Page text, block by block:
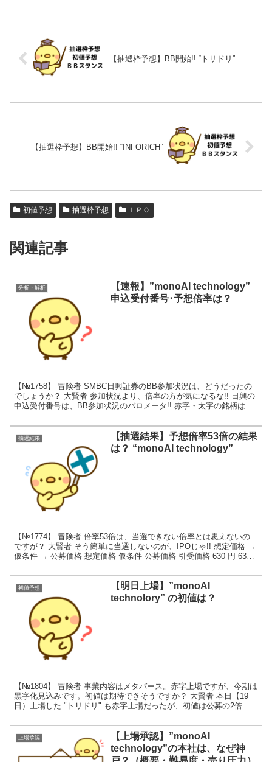
【抽選枠予想】BB開始!! “トリドリ”
【抽選枠予想】BB開始!! “INFORICH”
初値予想 抽選枠予想 ＩＰＯ
関連記事
分析・解析
【速報】”monoAI technology”
申込受付番号･予想倍率は？
【№1758】 冒険者 SMBC日興証券のBB参加状況は、どうだったの
でしょうか？ 大賢者 参加状況より、倍率の方が気になるな!! 日興の
申込受付番号は、BB参加状況のバロメータ!! 赤字・太字の銘柄は公
抽選結果
【抽選結果】予想倍率53倍の結果
は？ “monoAI technology”
【№1774】 冒険者 倍率53倍は、当選できない倍率とは思えないの
ですが？ 大賢者 そう簡単に当選しないのが、IPOじゃ!! 想定価格 →
仮条件 → 公募価格 想定価格 仮条件 公募価格 引受価格 630 円 630
初値予想
【明日上場】”monoAI
technolory” の初値は？
【№1804】 冒険者 事業内容はメタバース。赤字上場ですが、今期は
黒字化見込みです。初値は期待できそうですか？ 大賢者 本日【19
日）上場した "トリドリ" も赤字上場だったが、初値は公募の2倍近
上場承認
【上場承認】”monoAI
technology”の本社は、なぜ神